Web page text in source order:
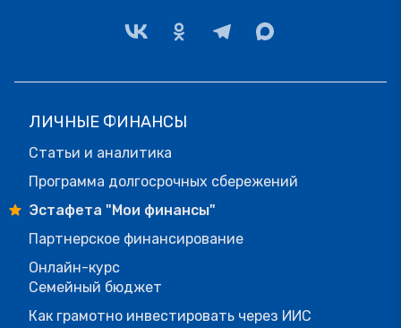
ЛИЧНЫЕ ФИНАНСЫ
Статьи и аналитика
Программа долгосрочных сбережений
Эстафета "Мои финансы"
Партнерское финансирование
Онлайн-курс
Семейный бюджет
Как грамотно инвестировать через ИИС